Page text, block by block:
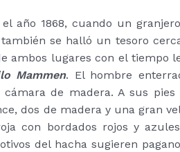
año 1868, cuando un
se halló un tesoro
ambos lugares con el
Mammen. El hombre
de madera. A sus
dos de madera y una gran
con bordados rojos y
del hacha sugieren